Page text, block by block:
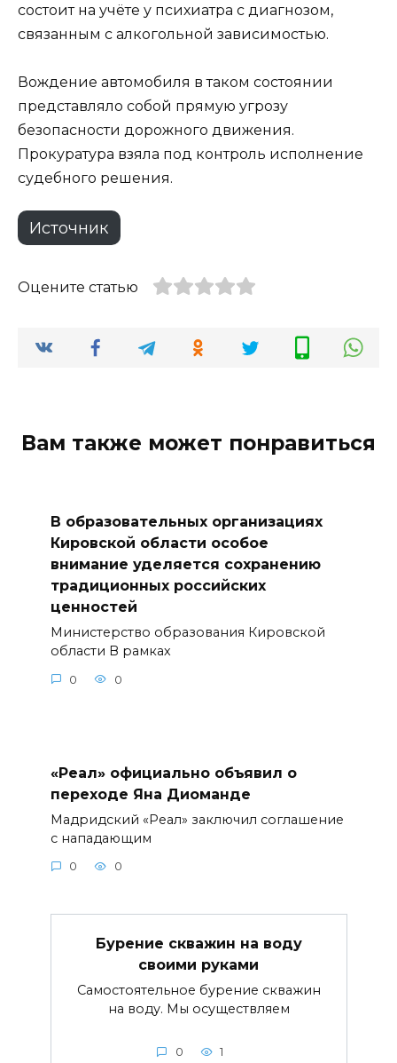
состоит на учёте у психиатра с диагнозом,
связанным с алкогольной зависимостью.
Вождение автомобиля в таком состоянии
представляло собой прямую угрозу
безопасности дорожного движения.
Прокуратура взяла под контроль исполнение
судебного решения.
Источник
Оцените статью
Вам также может понравиться
В образовательных организациях
Кировской области особое
внимание уделяется сохранению
традиционных российских
ценностей
Министерство образования Кировской
области В рамках
0 0
«Реал» официально объявил о
переходе Яна Диоманде
Мадридский «Реал» заключил соглашение
с нападающим
0 0
Бурение скважин на воду
своими руками
Самостоятельное бурение скважин
на воду. Мы осуществляем
0 1